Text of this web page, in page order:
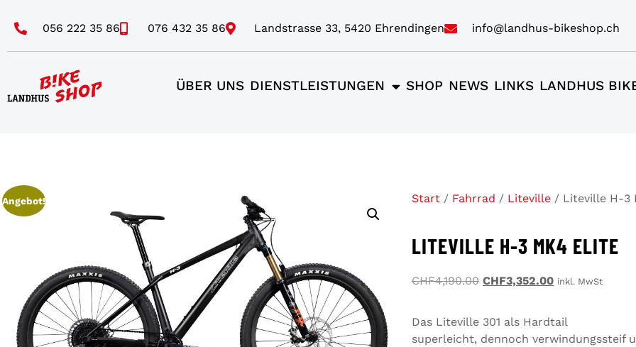
056 222 35 86 076 432 35 86 Landstrasse 33, 5420 Ehrendingen info@landhus-bikeshop.ch
ÜBER UNS DIENSTLEISTUNGEN SHOP NEWS LINKS LANDHUS
Angebot! Start / Fahrrad / Liteville / Liteville H-3
LITEVILLE H-3 MK4 ELITE
CHF4,190.00 CHF3,352.00 inkl. MwSt
Das Liteville 301 als Hardtail
superleicht, dennoch verwindungssteif